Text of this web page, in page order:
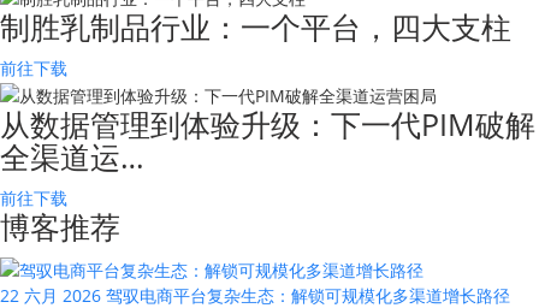
制胜乳制品行业：一个平台，四大支柱
前往下载
从数据管理到体验升级：下一代PIM破解
全渠道运…
前往下载
博客推荐
22 六月 2026 驾驭电商平台复杂生态：解锁可规模化多渠道增长路径